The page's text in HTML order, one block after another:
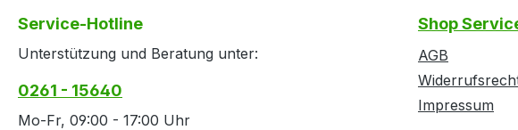
Service-Hotline
Unterstützung und Beratung unter:
0261 - 15640
Mo-Fr, 09:00 - 17:00 Uhr
Shop
AGB
Impressum